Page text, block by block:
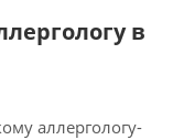
в
аллергологу-